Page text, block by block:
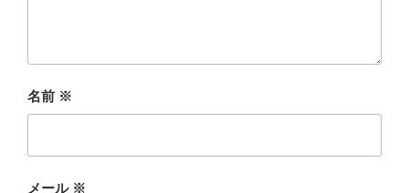
名前 ※
メール ※